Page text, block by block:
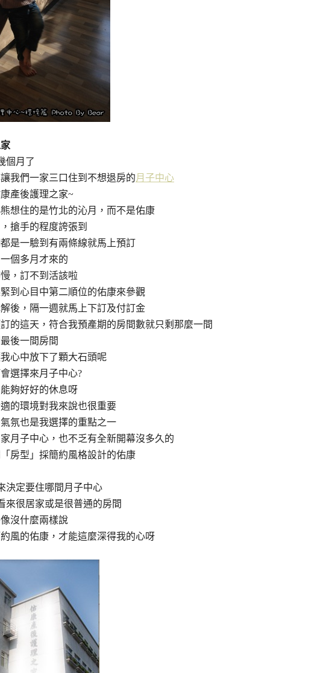
個月了
我們一家三口住到不想退房的月子中心
產後護理之家~
想住的是竹北的沁月，而不是佑康
搶手的程度誇張到
是一驗到有兩條線就馬上預訂
個多月才來的
，訂不到活該啦
到心目中第二順位的佑康來參觀
後，隔一週就馬上下訂及付訂金
的這天，符合我預產期的房間數就只剩那麼一間
後一間房間
心中放下了顆大石頭呢
選擇來月子中心?
夠好好的休息呀
的環境對我來說也很重要
氛也是我選擇的重點之一
月子中心，也不乏有全新開幕沒多久的
房型」採簡約風格設計的佑康
決定要住哪間月子中心
來很居家或是很普通的房間
沒什麼兩樣說
風的佑康，才能這麼深得我的心呀